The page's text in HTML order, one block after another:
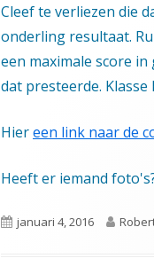
Cleef te verliezen die
onderling resultaat.
een maximale score
dat presteerde.
Hiereen link naar de
Heeft er iemand
Gepubliceerd
januari 4, 2016 Auteur